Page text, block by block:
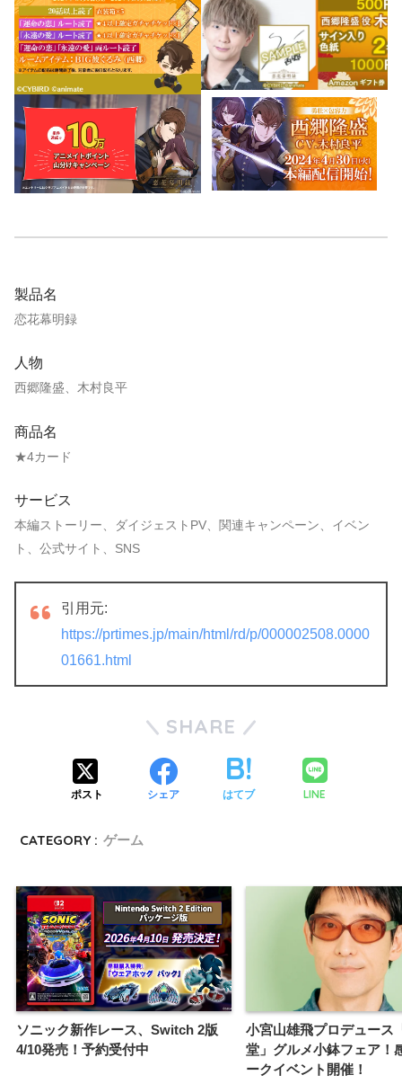
製品名
恋花幕明録
人物
西郷隆盛、木村良平
商品名
★4カード
サービス
本編ストーリー、ダイジェストPV、関連キャンペーン、イベン
ト、公式サイト、SNS
引用元:
https://prtimes.jp/main/html/rd/p/000002508.0000
01661.html
SHARE
ポスト シェア はてブ LINE
CATEGORY : ゲーム
ソニック新作レース、Switch 2版
4/10発売！予約受付中
小宮山雄飛プロデュース
堂」グルメ小鉢フェア！
ークイベント開催！